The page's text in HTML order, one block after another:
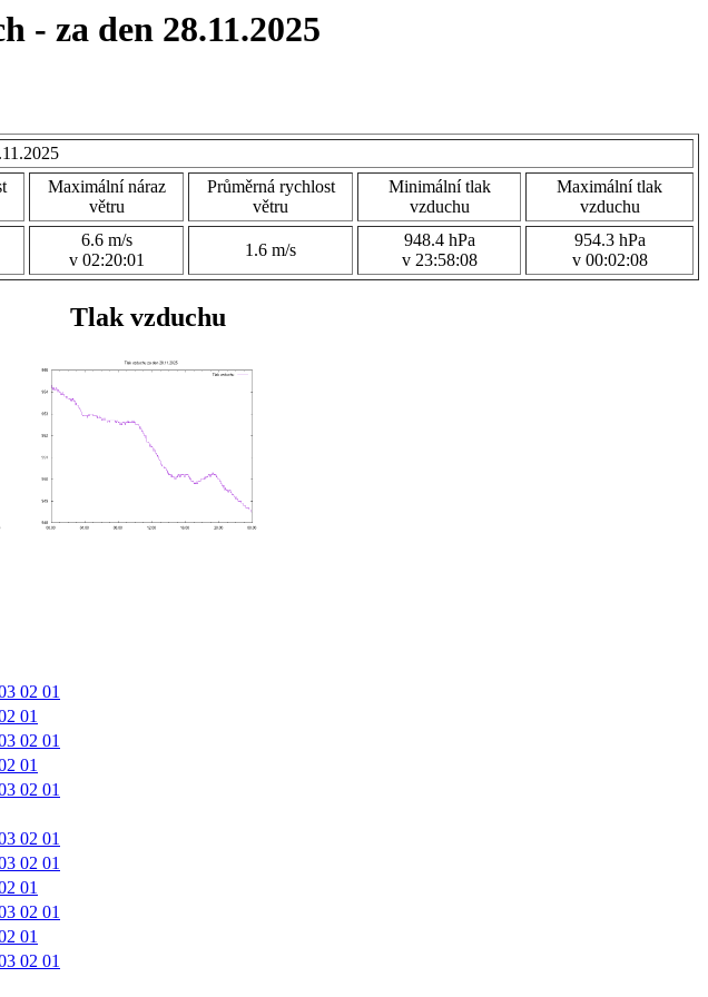
- za den 28.11.2025
Maximální náraz
větru
Průměrná rychlost
větru
Minimální tlak
vzduchu
Maximální tlak
vzduchu
6.6 m/s
v 02:20:01
1.6 m/s
948.4 hPa
v 23:58:08
954.3 hPa
v 00:02:08
Tlak vzduchu
02 01
01
02 01
01
02 01
02 01
02 01
01
02 01
01
02 01